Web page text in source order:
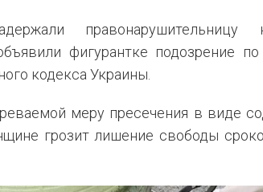
фигурантке подозрение
кодекса Украины.
меру пресечения в виде
грозит лишение свободы